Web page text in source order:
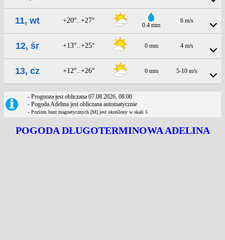
11, wt +20°..+27°
0.4 mm
6 m/s
12, śr +13°..+25° 0 mm 4 m/s
13, cz +12°..+26° 0 mm 5-10 m/s
- Prognoza jest obliczana 07.08.2026, 08:00
- Pogoda Adelina jest obliczana automatycznie
- Poziom burz magnetycznych [M] jest określony w skali 5
POGODA DŁUGOTERMINOWA ADELINA